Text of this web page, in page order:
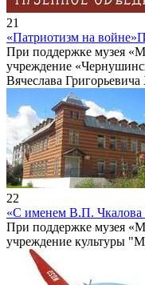
21
«Патриотизм на войне»
При поддержке музея
учреждение
Вячеслава
22
«С именем В.П. Чкалова
При поддержке музея
учреждение культуры